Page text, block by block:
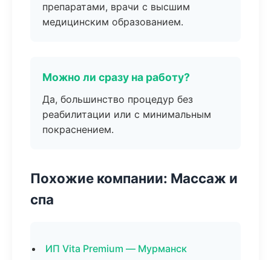
препаратами, врачи с высшим
медицинским образованием.
Можно ли сразу на работу?
Да, большинство процедур без
реабилитации или с минимальным
покраснением.
Похожие компании: Массаж и
спа
ИП Vita Premium — Мурманск